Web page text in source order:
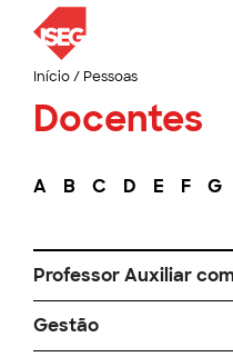
Início/ Pessoas
Docentes
A B C D E F G
Professor Auxiliar
Gestão